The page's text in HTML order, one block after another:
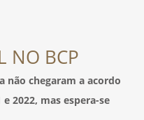
NO BCP
não chegaram a acordo
2022, mas espera-se